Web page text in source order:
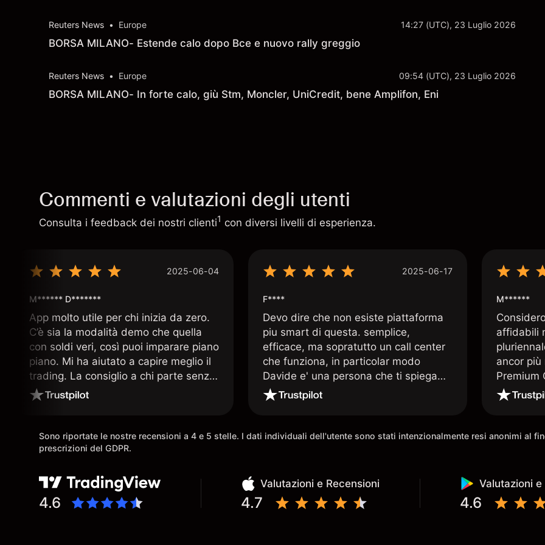
Reuters News • Europe 14:27 (UTC), 23 Luglio 2026
BORSA MILANO- Estende calo dopo Bce e nuovo rally greggio
Reuters News • Europe 09:54 (UTC), 23 Luglio 2026
BORSA MILANO- In forte calo, giù Stm, Moncler, UniCredit, bene Amplifon, Eni
Commenti e valutazioni degli utenti
Consulta i feedback dei nostri clienti1 con diversi livelli di esperienza.
2025-06-04
M****** D*******
App molto utile per chi inizia da zero.
C’è sia la modalità demo che quella
con soldi veri, così puoi imparare piano
piano. Mi ha aiutato a capire meglio il
trading. La consiglio a chi parte senza
esperienza.
2025-06-17
F****
Devo dire che non esiste piattaforma
piu smart di questa. semplice,
efficace, ma sopratutto un call center
che funziona, in particolar modo
Davide e' una persona che ti spiega
quando le tue conoscenze non
arrivano. super consigliata
M******
affidabili
ancor più
Premium
e morale
Sono riportate le nostre recensioni a 4 e 5 stelle. I dati individuali dell'utente sono stati intenzionalmente resi anonimi al
prescrizioni del GDPR.
4.6
Valutazioni e Recensioni
4.7
Valutazioni e
4.6